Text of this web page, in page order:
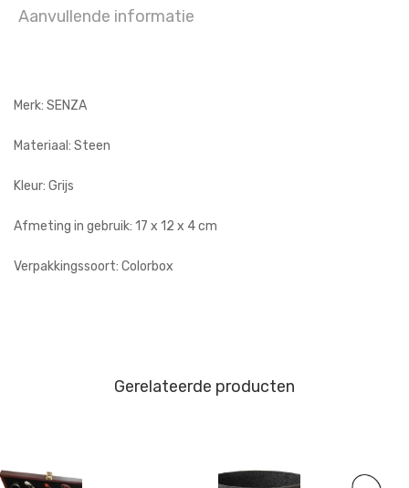
Aanvullende informatie
Merk: SENZA
Materiaal: Steen
Kleur: Grijs
Afmeting in gebruik: 17 x 12 x 4 cm
Verpakkingssoort: Colorbox
Gerelateerde producten